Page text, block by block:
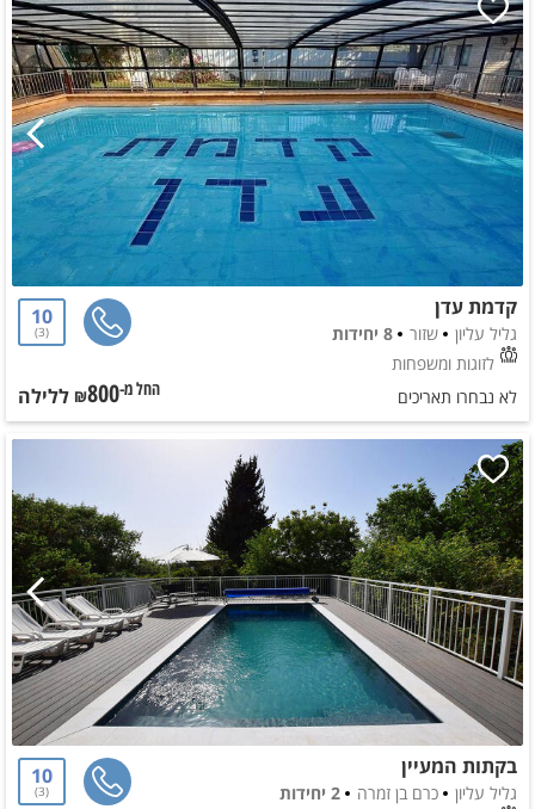
קדמת עדן
גליל עליון שזור
8 יחידות
לזוגות ומשפחות
10
3
לא נבחרו תאריכים החל מ-₪800 ללילה
בקתות המעיין
גליל עליון כרם בן זמרה
2 יחידות
10
3